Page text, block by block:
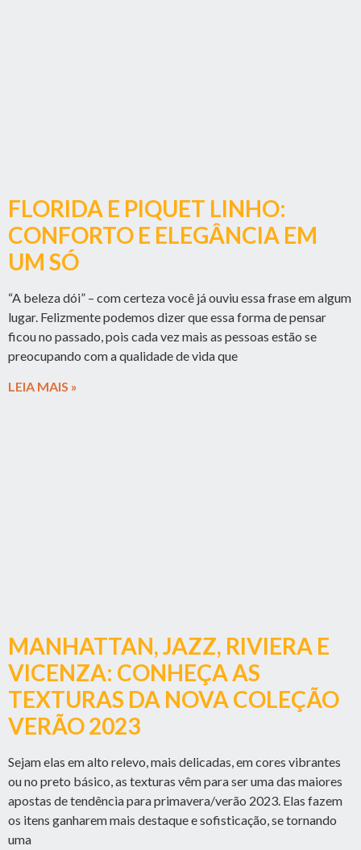
FLORIDA E PIQUET LINHO:
CONFORTO E ELEGÂNCIA EM
UM SÓ
“A beleza dói” – com certeza você já ouviu essa frase em algum
lugar. Felizmente podemos dizer que essa forma de pensar
ficou no passado, pois cada vez mais as pessoas estão se
preocupando com a qualidade de vida que
LEIA MAIS »
MANHATTAN, JAZZ, RIVIERA E
VICENZA: CONHEÇA AS
TEXTURAS DA NOVA COLEÇÃO
VERÃO 2023
Sejam elas em alto relevo, mais delicadas, em cores vibrantes
ou no preto básico, as texturas vêm para ser uma das maiores
apostas de tendência para primavera/verão 2023. Elas fazem
os itens ganharem mais destaque e sofisticação, se tornando
uma